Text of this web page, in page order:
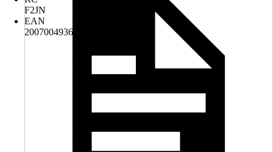
F2JN
EAN
2007004936418